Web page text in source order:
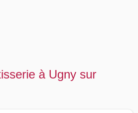
à Ugny sur